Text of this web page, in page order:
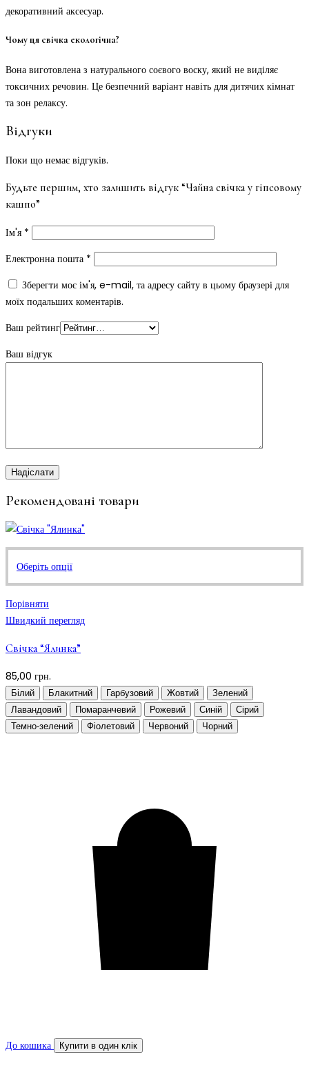
декоративний аксесуар.
Чому ця свічка екологічна?
Вона виготовлена з натурального соєвого воску, який не виділяє
токсичних речовин. Це безпечний варіант навіть для дитячих кімнат
та зон релаксу.
Відгуки
Поки що немає відгуків.
Будьте першим, хто залишить відгук “Чайна свічка у гіпсовому
кашпо”
Ім'я *
Електронна пошта *
Зберегти моє ім'я, e-mail, та адресу сайту в цьому браузері для
моїх подальших коментарів.
Ваш рейтинг
Ваш відгук
Рекомендовані товари
Оберіть опціїЦей
товар
кілька
Параметри
на
сторінці
товару
Порівняти
Швидкий перегляд
Свічка “Ялинка”
85,00 грн.
Білий Блакитний Гарбузовий Жовтий
Зелений
Лавандовий
Помаранчевий Рожевий Синій
Сірий
Темно-зелений
Фіолетовий Червоний Чорний
До кошика Купити в один клік